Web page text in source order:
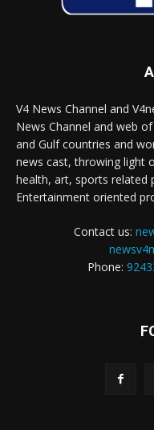
V4 News Channel and
News Channel and web
and Gulf countries and
news cast, throwing light
health, art, sports related
Entertainment oriented
Contact us:
Phone: